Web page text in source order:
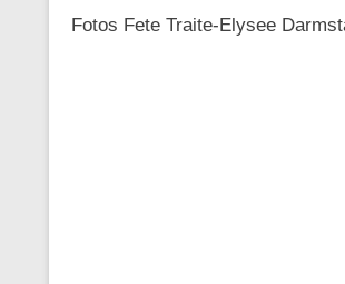
Fotos Fete Traite-Elysee